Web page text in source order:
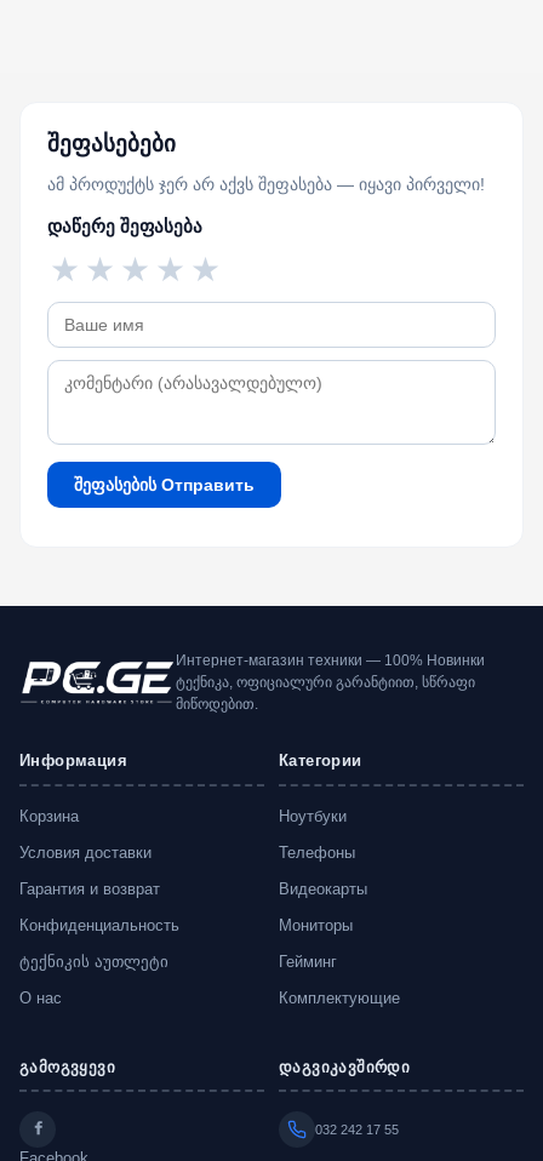
შეფასებები
ამ პროდუქტს ჯერ არ აქვს შეფასება — იყავი პირველი!
დაწერე შეფასება
★
★
★
★
★
შეფასების Отправить
Интернет-магазин техники — 100% Новинки
ტექნიკა, ოფიციალური გარანტიით, სწრაფი
მიწოდებით.
Информация
Корзина
Условия доставки
Гарантия и возврат
Конфиденциальность
ტექნიკის აუთლეტი
О нас
Категории
Ноутбуки
Телефоны
Видеокарты
Мониторы
Гейминг
Комплектующие
გამოგვყევი დაგვიკავშირდი
032 242 17 55